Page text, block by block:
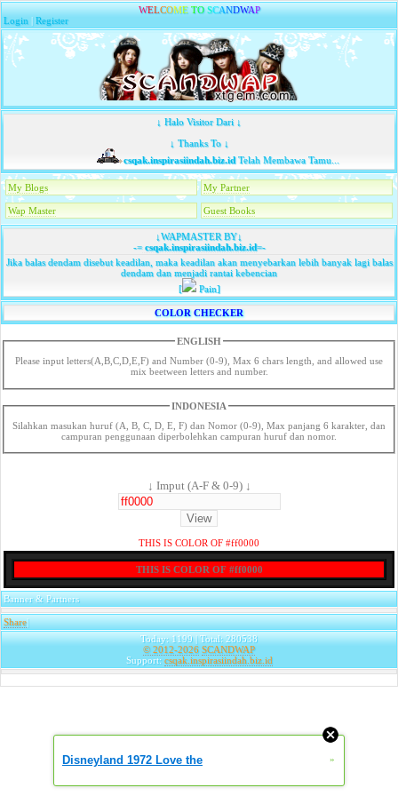
WELCOME TO SCANDWAP
Login |Register
↓ Halo Visitor Dari ↓
↓ Thanks To ↓
csqak.inspirasiindah.biz.idTelah Membawa Tamu...
My Blogs My Partner
Wap Master Guest Books
↓WAPMASTER BY↓
-=csqak.inspirasiindah.biz.id=-
Jika balas dendam disebut keadilan, maka keadilan akan menyebarkan lebih banyak lagi balas
dendam dan menjadi rantai kebencian
[
Pain]
COLOR CHECKER
ENGLISH
Please input letters(A,B,C,D,E,F) and Number (0-9), Max 6 chars length, and allowed use
mix beetween letters and number.
INDONESIA
Silahkan masukan huruf (A, B, C, D, E, F) dan Nomor (0-9), Max panjang 6 karakter, dan
campuran penggunaan diperbolehkan campuran huruf dan nomor.
↓ Imput (A-F & 0-9) ↓
THIS IS COLOR OF #ff0000
THIS IS COLOR OF #ff0000
Banner & Partners
Share|
Today: 1199 | Total: 280538
© 2012-2026 SCANDWAP
Support: csqak.inspirasiindah.biz.id
Disneyland 1972 Love the »